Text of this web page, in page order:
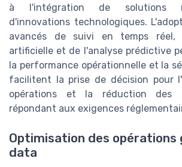
à l'intégration de solutions
d'innovations technologiques.
avancés de suivi en temps réel,
artificielle et de l'analyse prédictive
la performance opérationnelle et la
facilitent la prise de décision pour
opérations et la réduction des
répondant aux exigences
Optimisation des opérations
data